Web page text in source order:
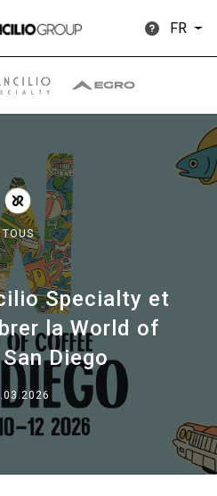
FR
TOUS
Specialty et
la World of
Diego
Nouvelles
Plus
de